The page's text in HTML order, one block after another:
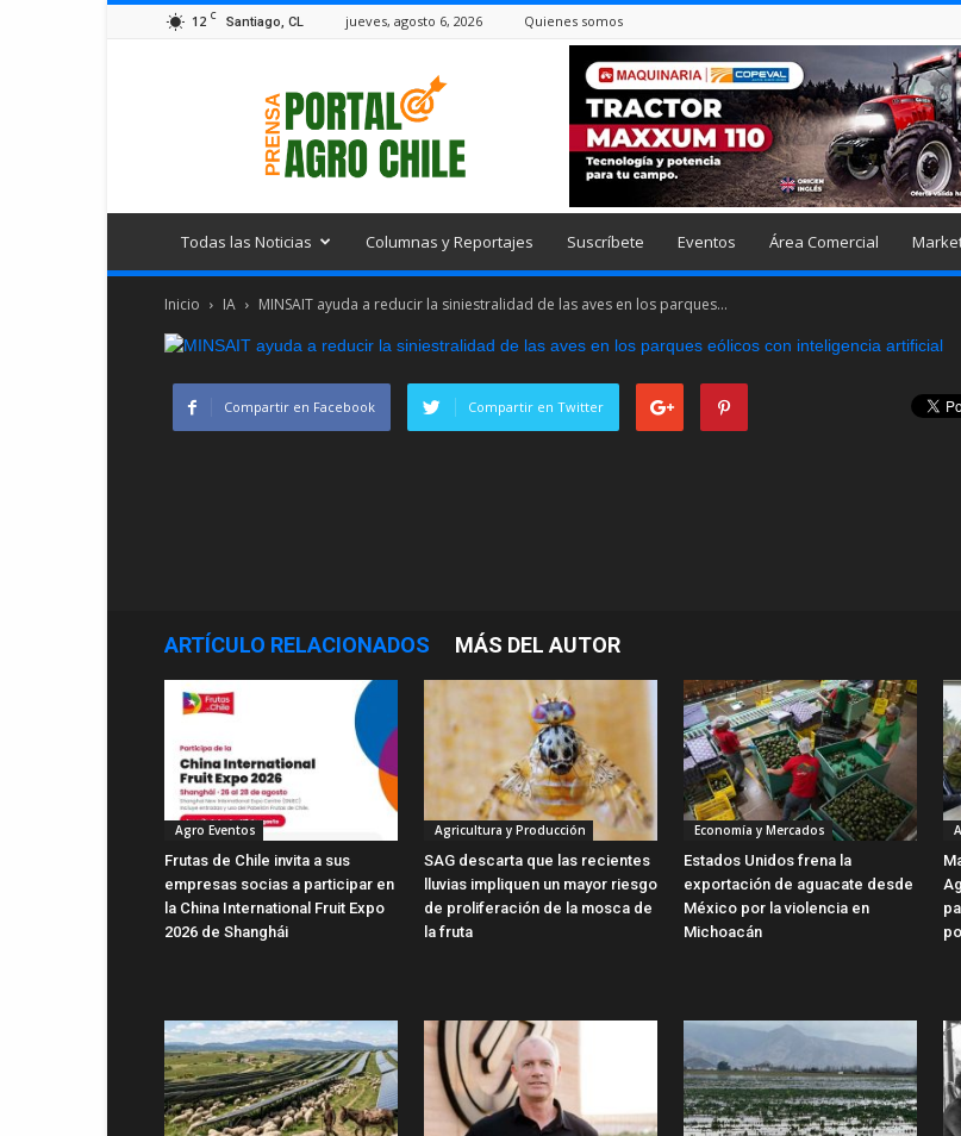
12 C Santiago, CL jueves, agosto 6, 2026 Quienes somos
Todas las Noticias Columnas y Reportajes Suscríbete Eventos Área Comercial
Inicio IA MINSAIT ayuda a reducir la siniestralidad de las aves en los parques...
Compartir en Facebook Compartir en Twitter
ARTÍCULO RELACIONADOS MÁS DEL AUTOR
Agro Eventos
Frutas de Chile invita a sus
empresas socias a participar en
la China International Fruit Expo
2026 de Shanghái
Agricultura y Producción
SAG descarta que las recientes
lluvias impliquen un mayor riesgo
de proliferación de la mosca de
la fruta
Economía y Mercados
Estados Unidos frena la
exportación de aguacate desde
México por la violencia en
Michoacán